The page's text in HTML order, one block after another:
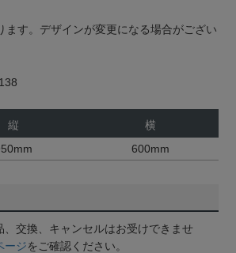
す。デザインが変更になる場合がござい
縦
横
600mm
交換、キャンセルはお受けできませ
ージをご確認ください。